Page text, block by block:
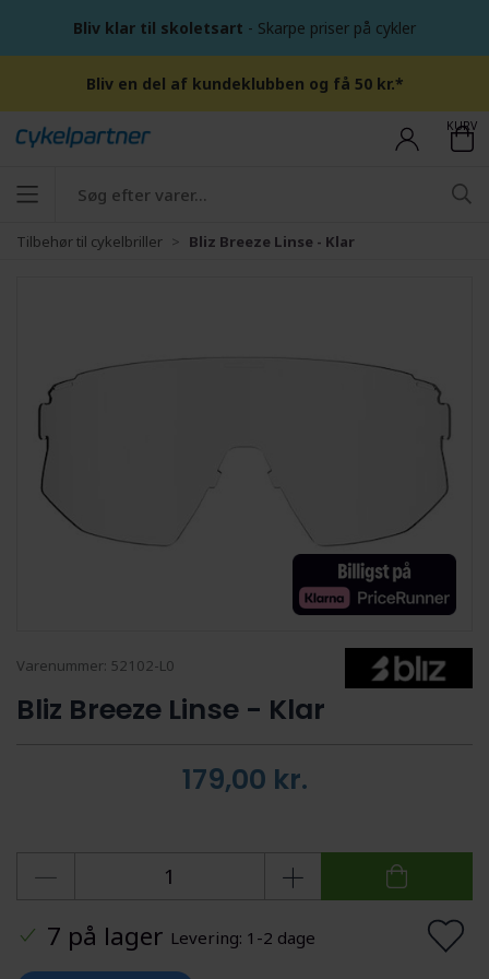
Bliv klar til skoletsart - Skarpe priser på cykler
Bliv en del af kundeklubben og få 50 kr.*
KURV
Tilbehør til cykelbriller Bliz Breeze Linse - Klar
Varenummer: 52102-L0
Bliz Breeze Linse - Klar
179,00 kr.
7 på lager Levering: 1-2 dage